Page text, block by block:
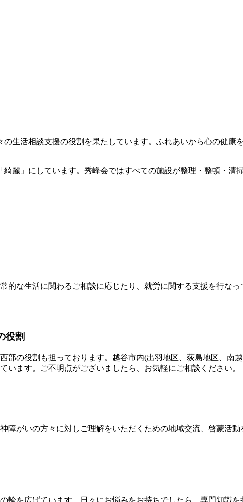
生活相談支援の役割を果たしています。ふれあいから心の健康
麗」にしています。秀峰会ではすべての施設が整理・整頓・清
な生活に関わるご相談に応じたり、就労に関する支援を行なっ
役割
部の役割も担っております。越谷市内(出羽地区、荻島地区、南
ます。ご不明点がございましたら、お気軽にご相談ください。
障がいの方々に対しご理解をいただくための地域交流、啓蒙活
輪を広げています。日々にお悩みをお持ちでしたら、専門知識